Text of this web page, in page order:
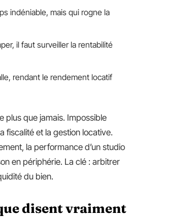
indéniable, mais qui rogne la
il faut surveiller la rentabilité
rendant le rendement locatif
plus que jamais. Impossible
fiscalité et la gestion locative.
la performance d’un studio
en périphérie. La clé : arbitrer
du bien.
disent vraiment